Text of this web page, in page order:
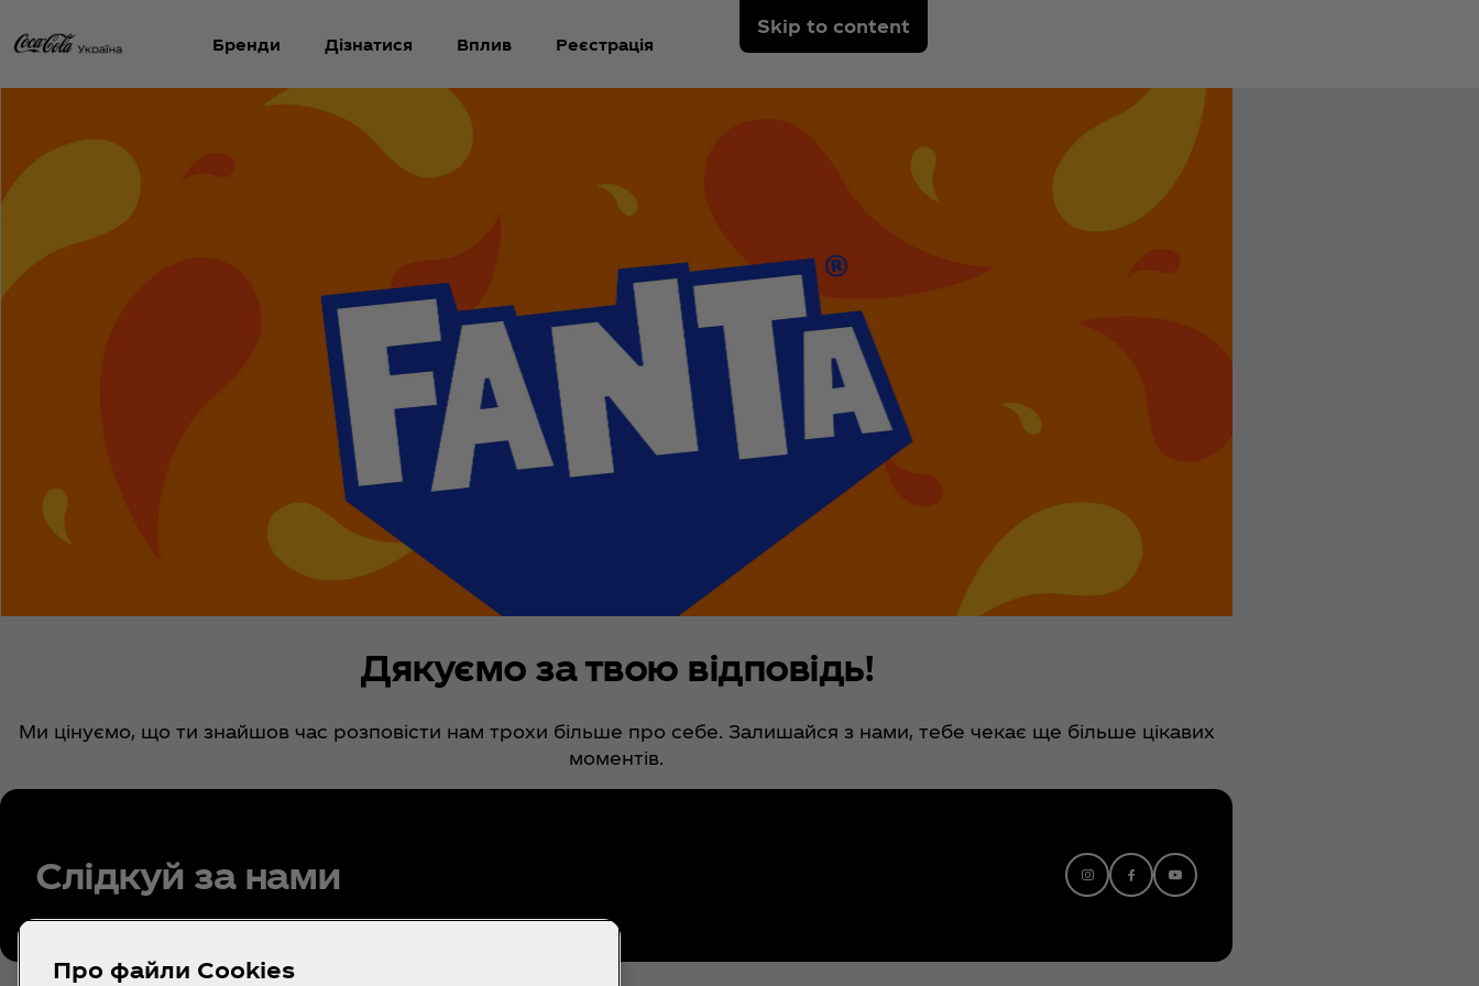
Skip to content
Бренди Дізнатися Вплив Реєстрація
Дякуємо за твою відповідь!
Ми цінуємо, що ти знайшов час розповісти нам трохи більше про себе. Залишайся з нами, тебе чекає ще більше цікавих
моментів.
Слідкуй за нами Instagram
FacebookYoutube
Про файли Cookies